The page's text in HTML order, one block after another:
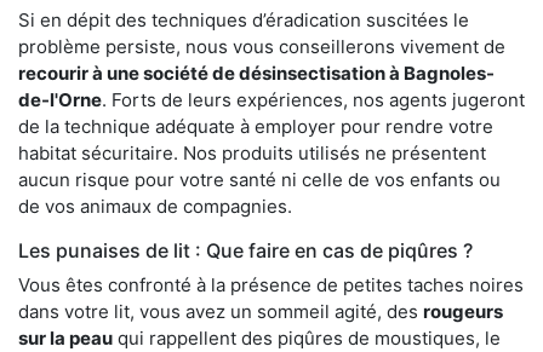
Si en dépit des techniques d’éradication suscitées le
problème persiste, nous vous conseillerons vivement de
recourir à une société de désinsectisation à Bagnoles-
de-l'Orne. Forts de leurs expériences, nos agents jugeront
de la technique adéquate à employer pour rendre votre
habitat sécuritaire. Nos produits utilisés ne présentent
aucun risque pour votre santé ni celle de vos enfants ou
de vos animaux de compagnies.
Les punaises de lit : Que faire en cas de piqûres ?
Vous êtes confronté à la présence de petites taches noires
dans votre lit, vous avez un sommeil agité, des rougeurs
sur la peau qui rappellent des piqûres de moustiques, le